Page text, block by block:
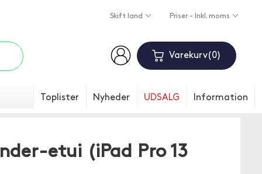
Skift land Priser - Inkl. moms
Varekurv 0
Toplister Nyheder UDSALG Information
etui (iPad Pro 13